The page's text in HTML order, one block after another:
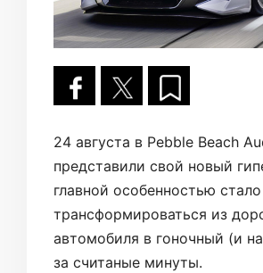
24 августа в Pebble Beach
представили свой новый
главной особенностью
трансформироваться из
автомобиля в гоночный (и
за считаные минуты.